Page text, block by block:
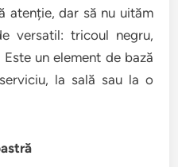
atenție, dar să nu uităm
versatil: tricoul negru,
un element de bază
la sală sau la o